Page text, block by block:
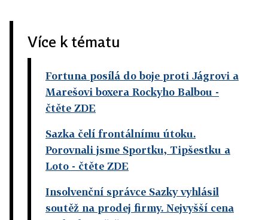
Více k tématu
Fortuna posílá do boje proti Jágrovi a
Marešovi boxera Rockyho Balbou -
čtěte ZDE
Sazka čelí frontálnímu útoku.
Porovnali jsme Sportku, Tipšestku a
Loto - čtěte ZDE
Insolvenční správce Sazky vyhlásil
soutěž na prodej firmy. Nejvyšší cena